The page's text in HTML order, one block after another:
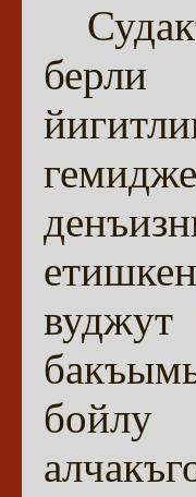
берли
бойлу